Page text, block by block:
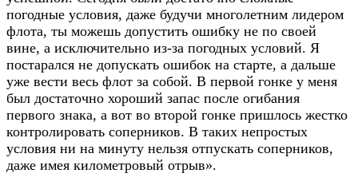
погодные условия, даже будучи многолетним лидером
флота, ты можешь допустить ошибку не по своей
вине, а исключительно из-за погодных условий. Я
постарался не допускать ошибок на старте, а дальше
уже вести весь флот за собой. В первой гонке у меня
был достаточно хороший запас после огибания
первого знака, а вот во второй гонке пришлось жестко
контролировать соперников. В таких непростых
условия ни на минуту нельзя отпускать соперников,
даже имея километровый отрыв».